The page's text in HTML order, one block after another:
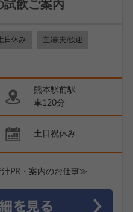
試飲ご案内
日休み 主婦(夫)歓迎
熊本駅前駅
車120分
土日祝休み
PR・案内のお仕事≫